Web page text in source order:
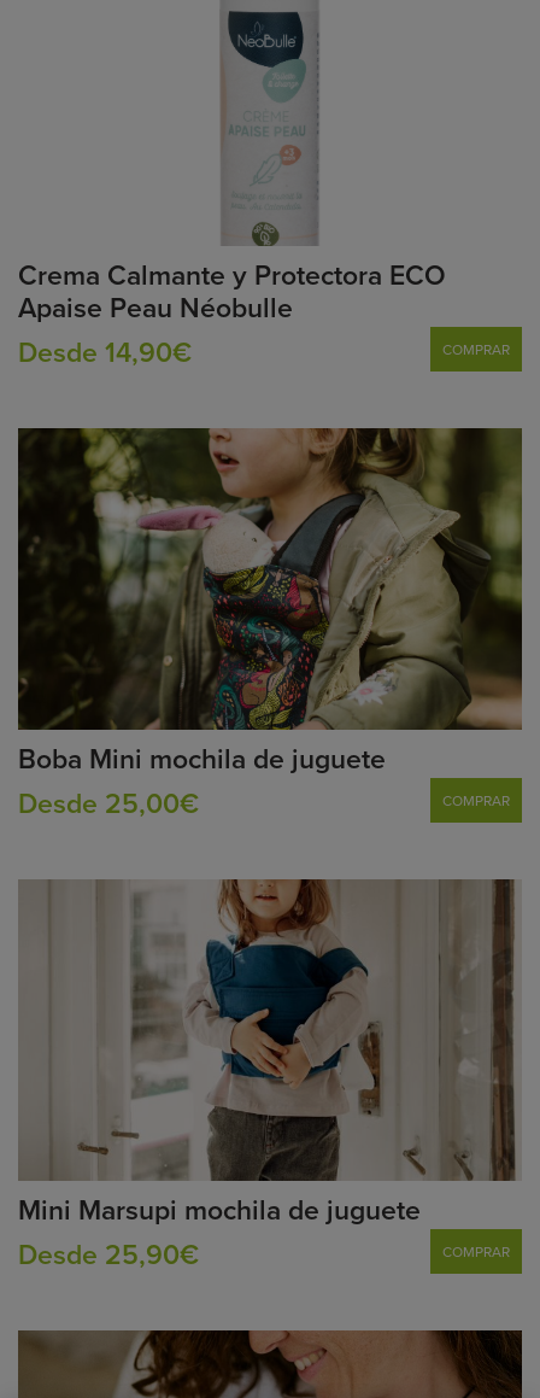
Crema Calmante y Protectora ECO
Apaise Peau Néobulle
Desde 14,90€
COMPRAR
Boba Mini mochila de juguete
Desde 25,00€
COMPRAR
Mini Marsupi mochila de juguete
Desde 25,90€
COMPRAR